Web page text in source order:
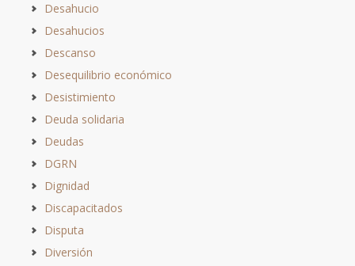
Desahucio
Desahucios
Descanso
Desequilibrio económico
Desistimiento
Deuda solidaria
Deudas
DGRN
Dignidad
Discapacitados
Disputa
Diversión